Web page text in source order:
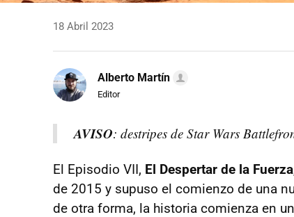
18 Abril 2023
Alberto Martín
Editor
AVISO: destripes de Star Wars
El Episodio VII, El Despertar de la Fuerza
de 2015 y supuso el comienzo de una
de otra forma, la historia comienza en